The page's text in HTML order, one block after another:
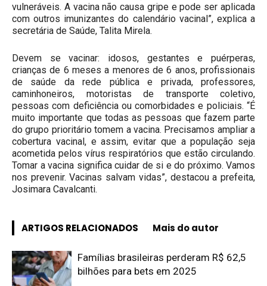
vulneráveis. A vacina não causa gripe e pode ser aplicada
com outros imunizantes do calendário vacinal”, explica a
secretária de Saúde, Talita Mirela.
Devem se vacinar: idosos, gestantes e puérperas,
crianças de 6 meses a menores de 6 anos, profissionais
de saúde da rede pública e privada, professores,
caminhoneiros, motoristas de transporte coletivo,
pessoas com deficiência ou comorbidades e policiais. “É
muito importante que todas as pessoas que fazem parte
do grupo prioritário tomem a vacina. Precisamos ampliar a
cobertura vacinal, e assim, evitar que a população seja
acometida pelos vírus respiratórios que estão circulando.
Tomar a vacina significa cuidar de si e do próximo. Vamos
nos prevenir. Vacinas salvam vidas”, destacou a prefeita,
Josimara Cavalcanti.
ARTIGOS RELACIONADOS Mais do autor
Famílias brasileiras perderam R$ 62,5
bilhões para bets em 2025